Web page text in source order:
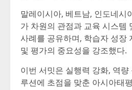
말레이시아, 베트남, 인도네시
가 차원의 관점과 교육 시스템
사례를 공유하며, 학습자 성장
및 평가의 중요성을 강조했다.
이번 서밋은 실행력 강화, 역
루션에 초점을 맞춘 아시아태